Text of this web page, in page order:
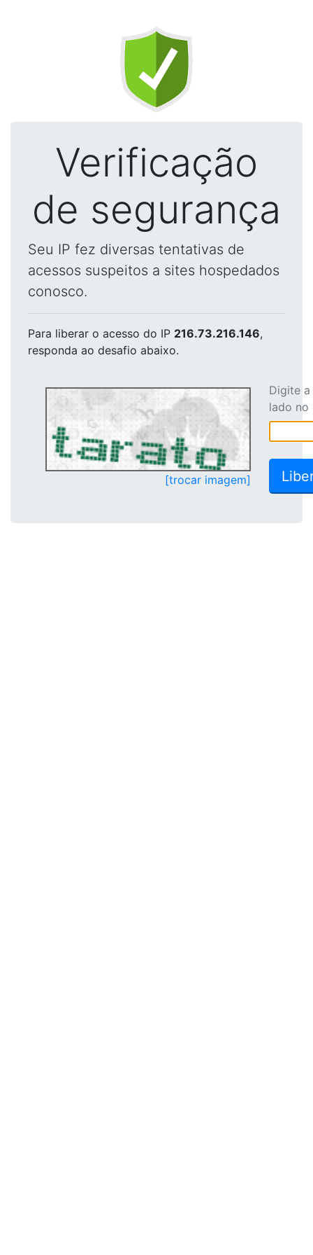
Verificação
de segurança
Seu IP fez diversas tentativas de
acessos suspeitos a sites hospedados
conosco.
Para liberar o acesso do IP 216.73.216.146,
responda ao desafio abaixo.
[trocar imagem]
Digite
lado no